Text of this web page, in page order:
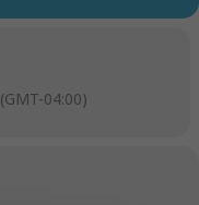
(GMT-04:00)